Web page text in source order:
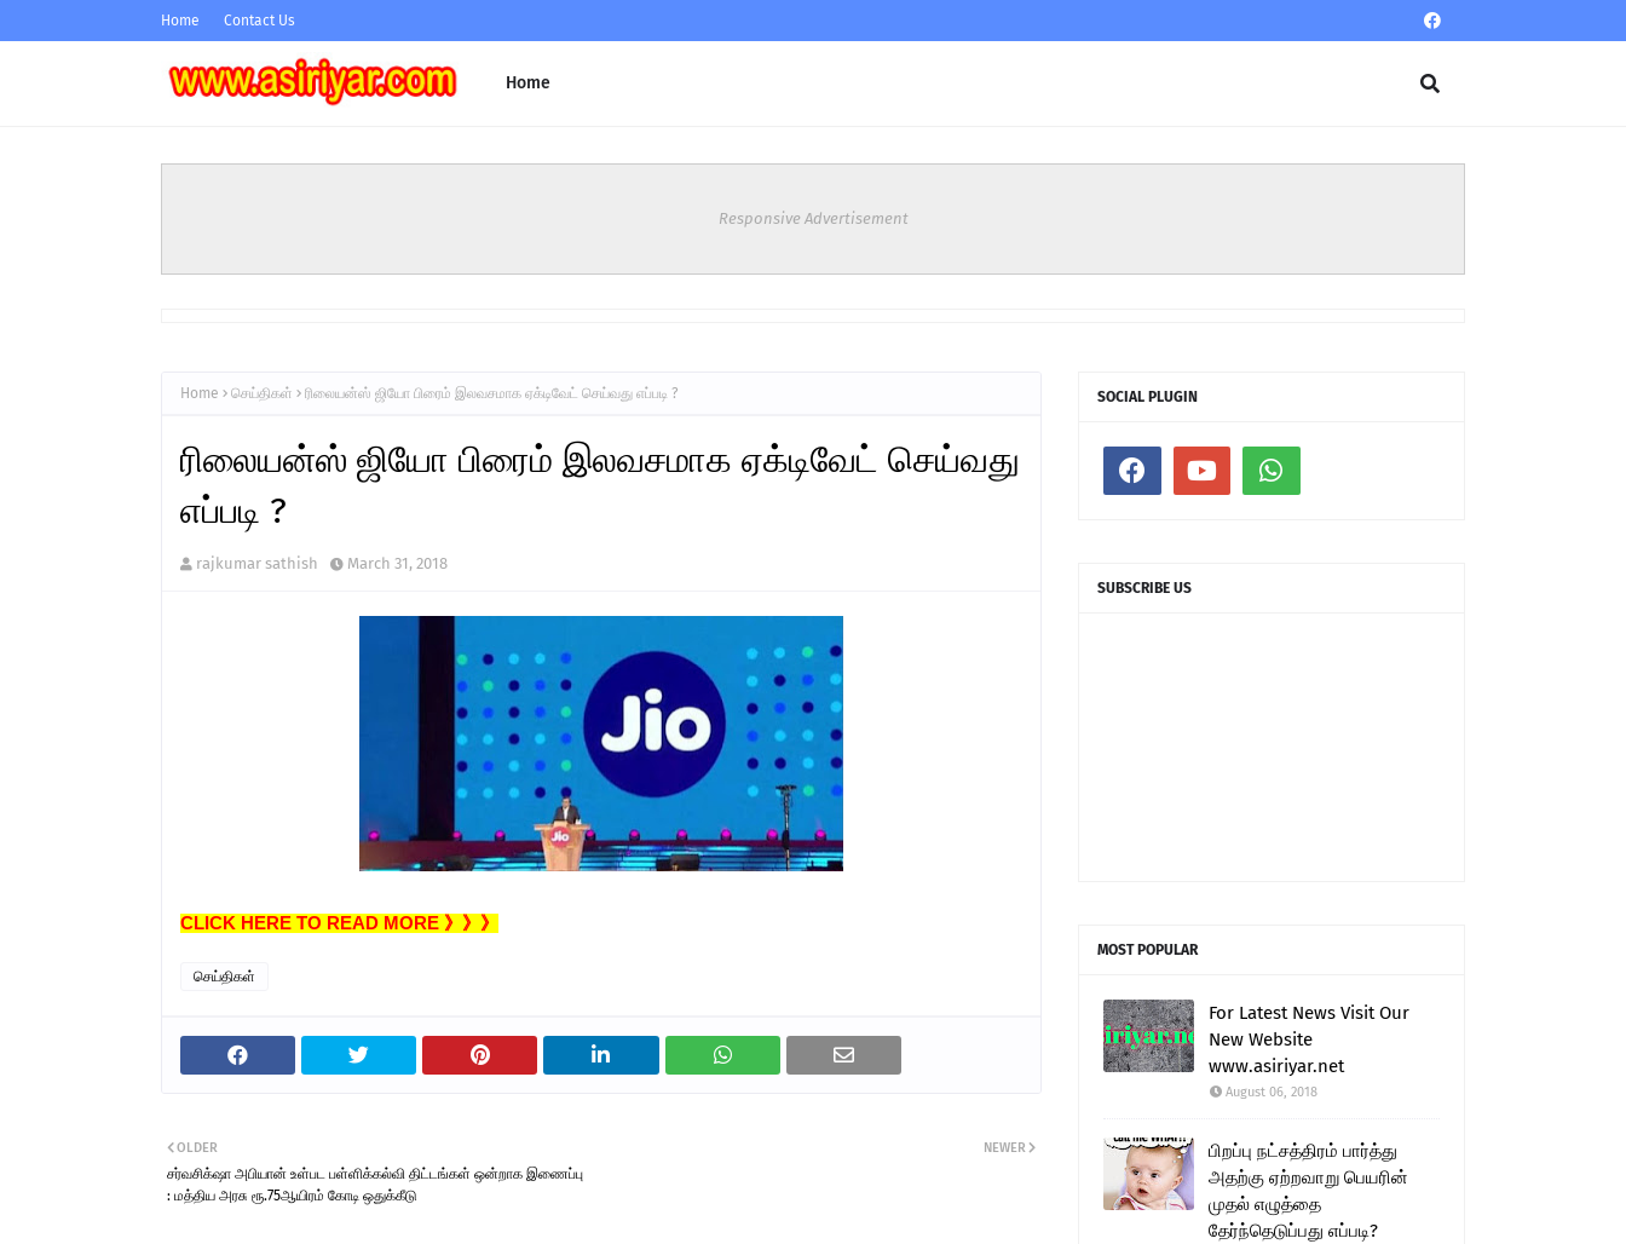
Home Contact Us
Home
Responsive Advertisement
Home செய்திகள் ரிலையன்ஸ் ஜியோ பிரைம் இலவசமாக ஏக்டிவேட் செய்வது எப்படி ?
ரிலையன்ஸ் ஜியோ பிரைம் இலவசமாக ஏக்டிவேட் செய்வது
எப்படி ?
rajkumar sathish March 31, 2018
CLICK HERE TO READ MORE 》》》
செய்திகள்
NEWER
OLDER
சர்வசிக்‌ஷா அபியான் உள்பட பள்ளிக்கல்வி திட்டங்கள் ஒன்றாக இணைப்பு
: மத்திய அரசு ரூ.75ஆயிரம் கோடி ஒதுக்கீடு
SOCIAL PLUGIN
SUBSCRIBE US
MOST POPULAR
For Latest News Visit Our
New Website
www.asiriyar.net
August 06, 2018
பிறப்பு நட்சத்திரம் பார்த்து
அதற்கு ஏற்றவாறு பெயரின்
முதல் எழுத்தை
தேர்ந்தெடுப்பது எப்படி?